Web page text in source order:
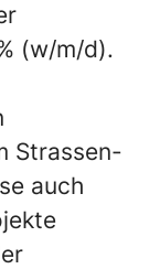
(w/m/d).
Strassen-
auch